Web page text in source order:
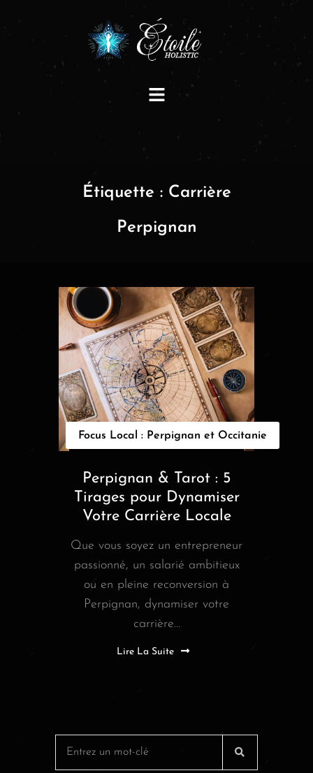
Étiquette : Carrière
Perpignan
Focus Local : Perpignan et Occitanie
Perpignan & Tarot : 5
Tirages pour Dynamiser
Votre Carrière Locale
Que vous soyez un entrepreneur
passionné, un salarié ambitieux
ou en pleine reconversion à
Perpignan, dynamiser votre
carrière...
Lire La Suite